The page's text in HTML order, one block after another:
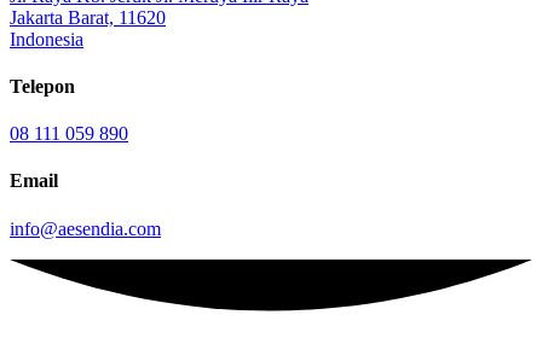
Jakarta Barat, 11620
Indonesia
Telepon
08 111 059 890
Email
info@aesendia.com